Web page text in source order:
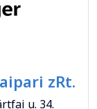
zRt.
u. 34.